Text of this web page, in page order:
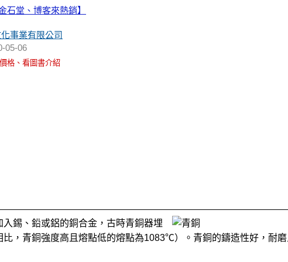
石堂、博客來熱銷】
事業有限公司
05-06
格、看圖書介紹
錫、鉛或鋁的銅合金，古時青銅器埋
，青銅強度高且熔點低的熔點為1083℃）。青銅的鑄造性好，耐